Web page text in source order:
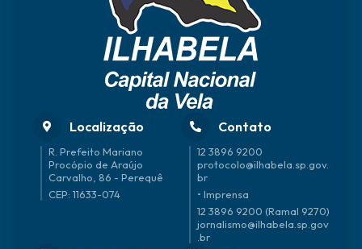
Localização
R. Prefeito Mariano
Procópio de Araújo
Carvalho, 86 - Perequê
CEP: 11633-074
Contato
12 3896 9200
protocolo@ilhabela.sp.gov.
br
• Imprensa
12 3896 9200 (Ramal 9270)
jornalismo@ilhabela.sp.gov
.br